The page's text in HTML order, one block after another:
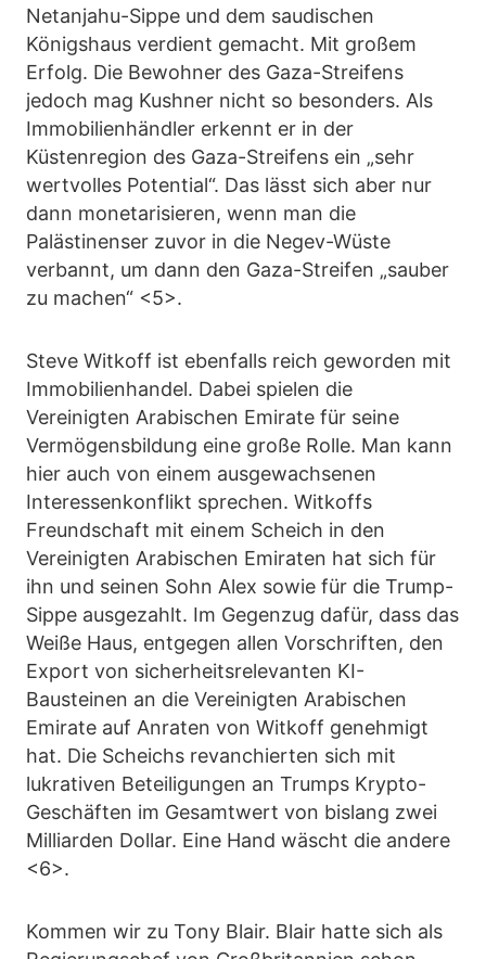
Netanjahu-Sippe und dem saudischen
Königshaus verdient gemacht. Mit großem
Erfolg. Die Bewohner des Gaza-Streifens
jedoch mag Kushner nicht so besonders. Als
Immobilienhändler erkennt er in der
Küstenregion des Gaza-Streifens ein „sehr
wertvolles Potential“. Das lässt sich aber nur
dann monetarisieren, wenn man die
Palästinenser zuvor in die Negev-Wüste
verbannt, um dann den Gaza-Streifen „sauber
zu machen“ <5>.
Steve Witkoff ist ebenfalls reich geworden mit
Immobilienhandel. Dabei spielen die
Vereinigten Arabischen Emirate für seine
Vermögensbildung eine große Rolle. Man kann
hier auch von einem ausgewachsenen
Interessenkonflikt sprechen. Witkoffs
Freundschaft mit einem Scheich in den
Vereinigten Arabischen Emiraten hat sich für
ihn und seinen Sohn Alex sowie für die Trump-
Sippe ausgezahlt. Im Gegenzug dafür, dass das
Weiße Haus, entgegen allen Vorschriften, den
Export von sicherheitsrelevanten KI-
Bausteinen an die Vereinigten Arabischen
Emirate auf Anraten von Witkoff genehmigt
hat. Die Scheichs revanchierten sich mit
lukrativen Beteiligungen an Trumps Krypto-
Geschäften im Gesamtwert von bislang zwei
Milliarden Dollar. Eine Hand wäscht die andere
<6>.
Kommen wir zu Tony Blair. Blair hatte sich als